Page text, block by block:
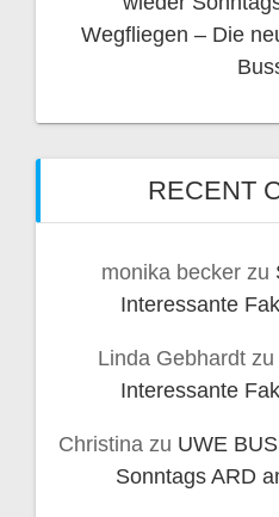
Wegfliegen – Die
RECENT
monika becker zu
Interessante
Linda Gebhardtzu
Interessante
Christinazu UWE
Sonntags ARD